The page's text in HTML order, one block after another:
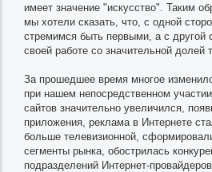
имеет значение "искусство". Таким
мы хотели сказать, что, с одной
стремимся быть первыми, а с другой
своей работе со значительной долей
За прошедшее время многое
при нашем непосредственном
сайтов значительно увеличился,
приложения, реклама в Интернете
больше телевизионной,
сегменты рынка, обострилась
подразделений Интернет-